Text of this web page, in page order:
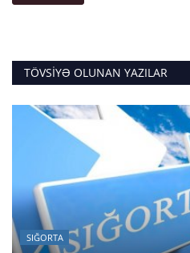
TÖVSIYƏ OLUNAN YAZILAR
SIĞORTA